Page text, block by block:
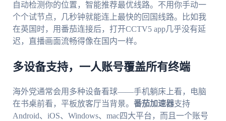
自动检测你的位置，智能推荐最优线路。不用你手动一
个个试节点，几秒钟就能连上最快的回国线路。比如我
在英国时，用番茄连接后，打开CCTV5 app几乎没有延
迟，直播画面流畅得像在国内一样。
多设备支持，一人账号覆盖所有终端
海外党通常会用多种设备看球——手机躺床上看，电脑
在书桌前看，平板放客厅当背景。 番茄加速器支持
Android、iOS、Windows、mac四大平台，而且一个账号